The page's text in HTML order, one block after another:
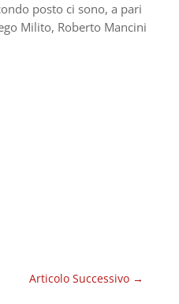
posto ci sono, a pari
Milito, Roberto Mancini
Articolo Successivo →